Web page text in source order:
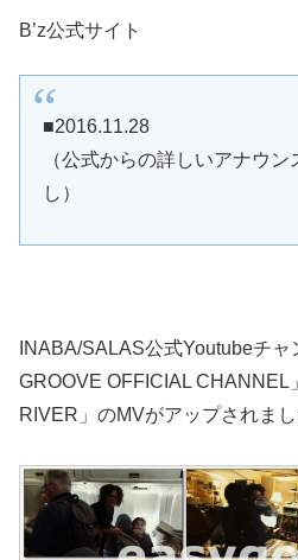
B’z公式サイト
■2016.11.28
（公式からの詳しいアナウ
し）
INABA/SALAS公式Youtubeチ
GROOVE OFFICIAL CHANNEL
RIVER」のMVがアップされまし